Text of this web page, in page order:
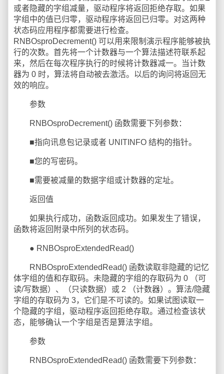
或者隐藏的字组减量，驱动程序将返回拒绝存取。如果
字组中的值已归零，驱动程序将返回已归零。对这两种
状态码应用程序都需要进行检查。
RNBOsproDecrement() 可以用来限制演示程序能够被执
行的次数。首先将一个计数器与一个算法描述符联系起
来，然后在每次程序执行的时候将计数器减一。当计数
器为 0 时，算法将自动被去激活。以后的询问将返回无
效的响应。
参数
RNBOsproDecrement() 函数需要下列参数：
■指向讯息包记录或者 UNITINFO 结构的指针。
■您的写密码。
■需要被减量的数据字组或计数器的定址。
返回值
如果执行成功，函数返回成功。如果发生了错误，
函数将返回附录中所列的状态码。
● RNBOsproExtendedRead()
RNBOsproExtendedRead() 函数读取非隐藏的记忆
体字组的值和存取码。未隐藏的字组的存取码为 0 （可
读/写数据）、（只读数据）或 2 （计数器）。算法/隐藏
字组的存取码为 3，它们是不可读的。如果试图读取一
个隐藏的字组，驱动程序返回拒绝存取。通过检查该状
态，能够确认一个字组是否是算法字组。
参数
RNBOsproExtendedRead() 函数需要下列参数：